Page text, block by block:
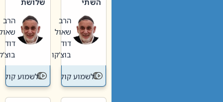
וערב של
חיינו
הרב
שאול
דוד
בוצ'קו
לשמוע קול תורה – מדרש
האבות
הרב
שאול
דוד
בוצ'קו
לשמוע קול